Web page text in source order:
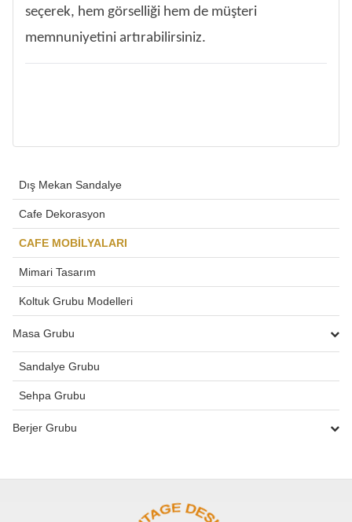
seçerek, hem görselliği hem de müşteri
memnuniyetini artırabilirsiniz.
Dış Mekan Sandalye
Cafe Dekorasyon
CAFE MOBİLYALARI
Mimari Tasarım
Koltuk Grubu Modelleri
Masa Grubu
Sandalye Grubu
Sehpa Grubu
Berjer Grubu